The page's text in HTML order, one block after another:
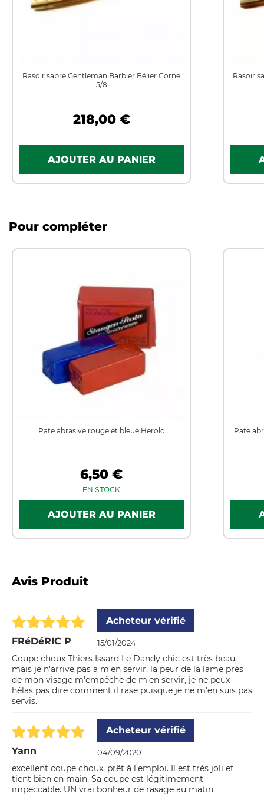
Rasoir sabre Gentleman Barbier Bélier Corne
5/8
218,00 €
Rasoir
Pour compléter
Pate abrasive rouge et bleue Herold
6,50 €
EN STOCK
Pate
Avis Produit
FRéDéRIC P
Acheteur vérifié
15/01/2024
Coupe choux Thiers Issard Le Dandy chic est très beau,
mais je n'arrive pas a m'en servir, la peur de la lame prés
de mon visage m'empêche de m'en servir, je ne peux
hélas pas dire comment il rase puisque je ne m'en suis pas
servis.
Yann
Acheteur vérifié
04/09/2020
excellent coupe choux, prêt à l'emploi. Il est très joli et
tient bien en main. Sa coupe est légitimement
impeccable. UN vrai bonheur de rasage au matin.